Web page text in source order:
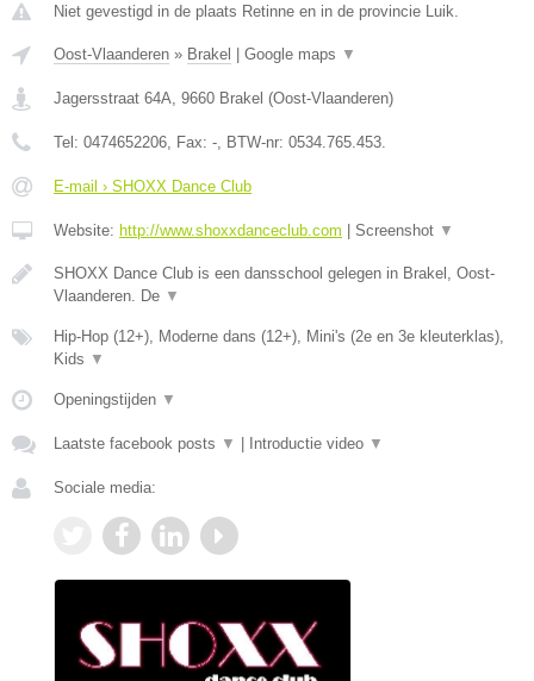
Niet gevestigd in de plaats Retinne en in de provincie Luik.
Oost-Vlaanderen » Brakel | Google maps ▼
Jagersstraat 64A 9660 Brakel (Oost-Vlaanderen)
Tel: 0474652206 , Fax: - , BTW-nr: 0534.765.453.
E-mail › SHOXX Dance Club
Website: http://www.shoxxdanceclub.com | Screenshot ▼
SHOXX Dance Club is een dansschool gelegen in Brakel, Oost-
Vlaanderen. De ▼
Hip-Hop (12+), Moderne dans (12+), Mini's (2e en 3e kleuterklas),
Kids ▼
Openingstijden ▼
Laatste facebook posts ▼ | Introductie video ▼
Sociale media: